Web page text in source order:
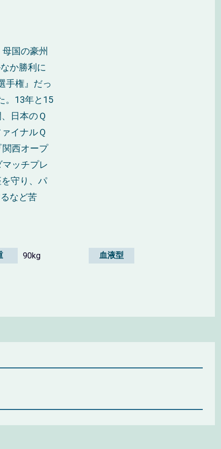
国の豪州
か勝利に
手権』だっ
。13年と15
日本のＱ
イナルＱ
関西オープ
ッチプレ
守り、パ
など苦
90kg
血液型